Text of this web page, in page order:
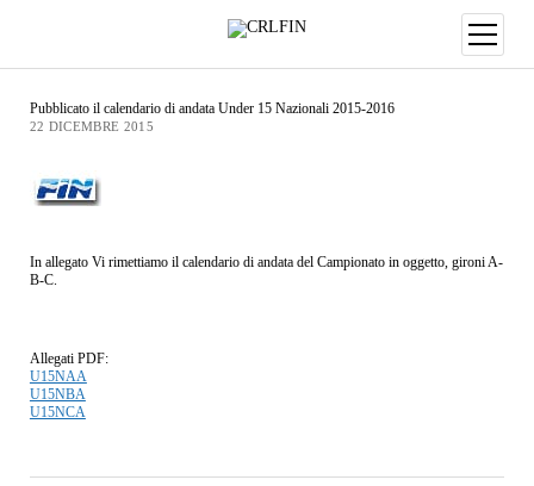
Pubblicato il calendario di andata Under 15 Nazionali 2015-2016
22 DICEMBRE 2015
In allegato Vi rimettiamo il calendario di andata del Campionato in oggetto, gironi A-
B-C.
Allegati PDF:
U15NAA
U15NBA
U15NCA